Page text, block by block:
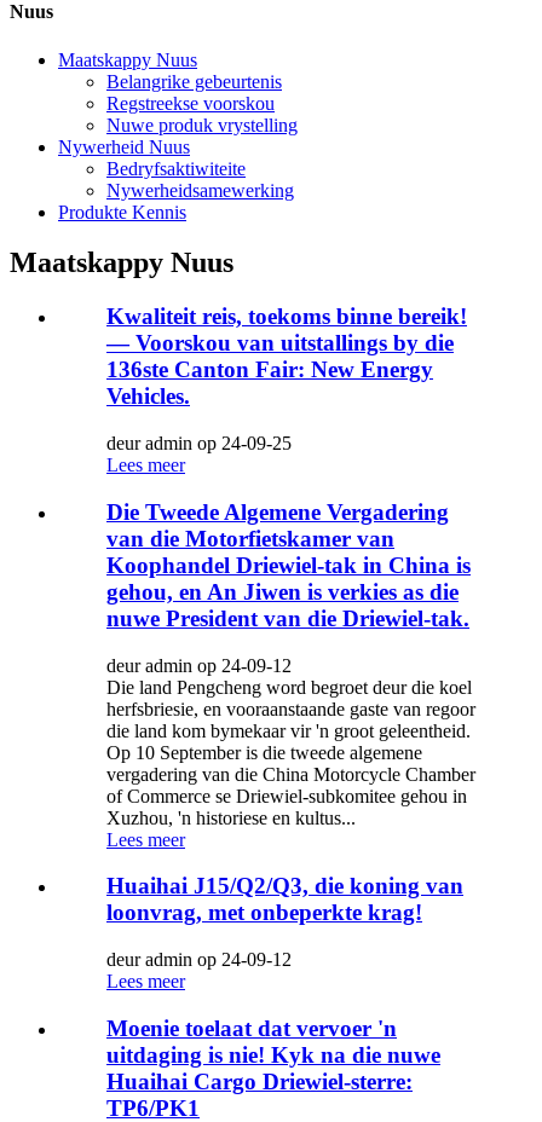
Nuus
Maatskappy Nuus
Belangrike gebeurtenis
Regstreekse voorskou
Nuwe produk vrystelling
Nywerheid Nuus
Bedryfsaktiwiteite
Nywerheidsamewerking
Produkte Kennis
Maatskappy Nuus
Kwaliteit reis, toekoms binne bereik!
— Voorskou van uitstallings by die
136ste Canton Fair: New Energy
Vehicles.
deur admin op 24-09-25
Lees meer
Die Tweede Algemene Vergadering
van die Motorfietskamer van
Koophandel Driewiel-tak in China is
gehou, en An Jiwen is verkies as die
nuwe President van die Driewiel-tak.
deur admin op 24-09-12
Die land Pengcheng word begroet deur die koel
herfsbriesie, en vooraanstaande gaste van regoor
die land kom bymekaar vir 'n groot geleentheid.
Op 10 September is die tweede algemene
vergadering van die China Motorcycle Chamber
of Commerce se Driewiel-subkomitee gehou in
Xuzhou, 'n historiese en kultus...
Lees meer
Huaihai J15/Q2/Q3, die koning van
loonvrag, met onbeperkte krag!
deur admin op 24-09-12
Lees meer
Moenie toelaat dat vervoer 'n
uitdaging is nie! Kyk na die nuwe
Huaihai Cargo Driewiel-sterre:
TP6/PK1